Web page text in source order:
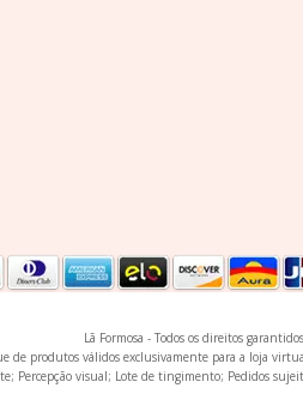
Lã Formosa - Todos os direitos
de produtos válidos exclusivamente para a loja
Percepção visual; Lote de tingimento; Pedidos